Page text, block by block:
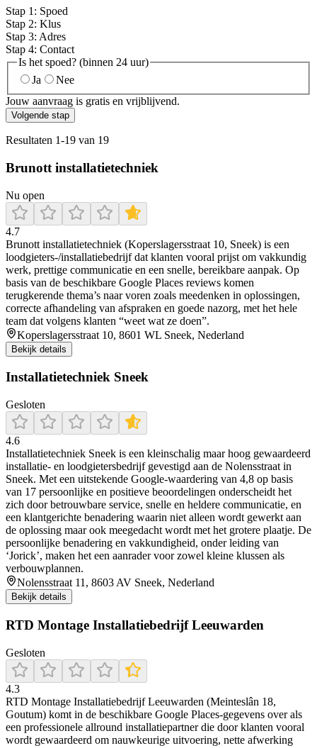
Stap 1 : Spoed
Stap 2: Klus
Stap 3: Adres
Stap 4: Contact
Is het spoed? (binnen 24 uur)
Ja
Nee
Jouw aanvraag is gratis en vrijblijvend.
Volgende stap
Resultaten 1-19 van 19
Brunott installatietechniek
Nu open
4.7
Brunott installatietechniek (Koperslagersstraat 10, Sneek) is een
loodgieters-/installatiebedrijf dat klanten vooral prijst om vakkundig
werk, prettige communicatie en een snelle, bereikbare aanpak. Op
basis van de beschikbare Google Places reviews komen
terugkerende thema’s naar voren zoals meedenken in oplossingen,
correcte afhandeling van afspraken en goede nazorg, met het hele
team dat volgens klanten “weet wat ze doen”.
Koperslagersstraat 10, 8601 WL Sneek, Nederland
Bekijk details
Installatietechniek Sneek
Gesloten
4.6
Installatietechniek Sneek is een kleinschalig maar hoog gewaardeerd
installatie‑ en loodgietersbedrijf gevestigd aan de Nolensstraat in
Sneek. Met een uitstekende Google‑waardering van 4,8 op basis
van 17 persoonlijke en positieve beoordelingen onderscheidt het
zich door betrouwbare service, snelle en heldere communicatie, en
een klantgerichte benadering waarin niet alleen wordt gewerkt aan
de oplossing maar ook meegedacht wordt met het grotere plaatje. De
persoonlijke benadering en vakkundigheid, onder leiding van
‘Jorick’, maken het een aanrader voor zowel kleine klussen als
verbouwplannen.
Nolensstraat 11, 8603 AV Sneek, Nederland
Bekijk details
RTD Montage Installatiebedrijf Leeuwarden
Gesloten
4.3
RTD Montage Installatiebedrijf Leeuwarden (Meinteslân 18,
Goutum) komt in de beschikbare Google Places-gegevens over als
een professionele allround installatiepartner die door klanten vooral
wordt gewaardeerd om nauwkeurige uitvoering, nette afwerking